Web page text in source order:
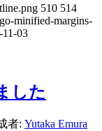
510 514
minified-margins-
11-03
した
者: Yutaka Emura